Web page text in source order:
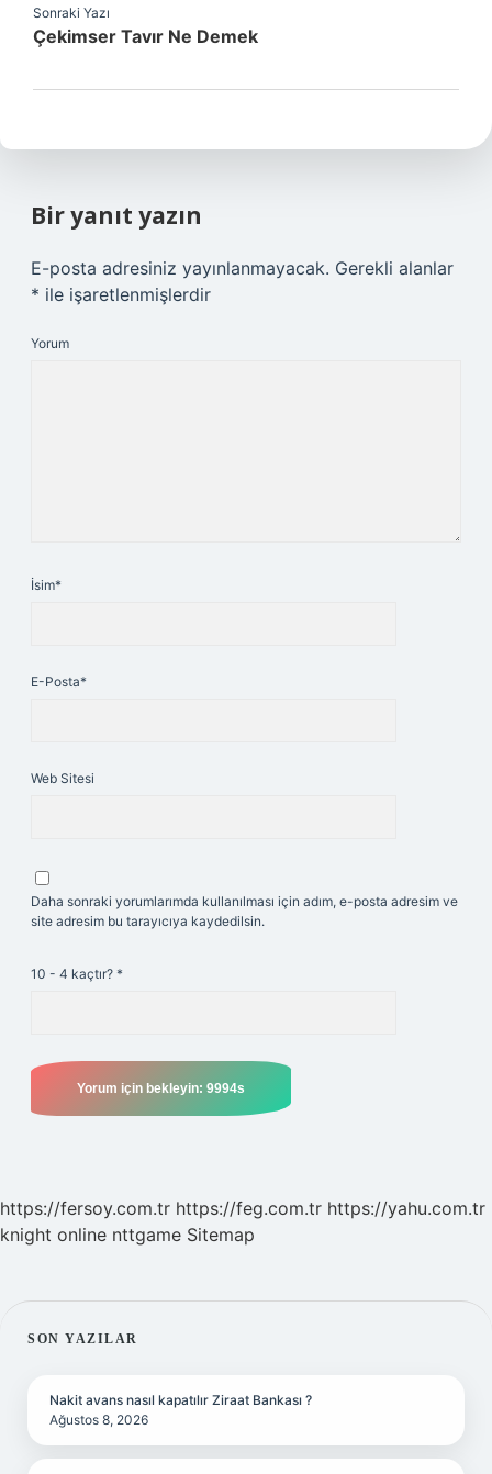
Sonraki Yazı
Çekimser Tavır Ne Demek
Bir yanıt yazın
E-posta adresiniz yayınlanmayacak. Gerekli alanlar
* ile işaretlenmişlerdir
Yorum
İsim*
E-Posta*
Web Sitesi
Daha sonraki yorumlarımda kullanılması için adım, e-posta adresim ve
site adresim bu tarayıcıya kaydedilsin.
10 - 4 kaçtır? *
https://fersoy.com.tr https://feg.com.tr https://yahu.com.tr
knight online nttgame Sitemap
SIDEBAR
SON YAZILAR
Nakit avans nasıl kapatılır Ziraat Bankası ?
Ağustos 8, 2026